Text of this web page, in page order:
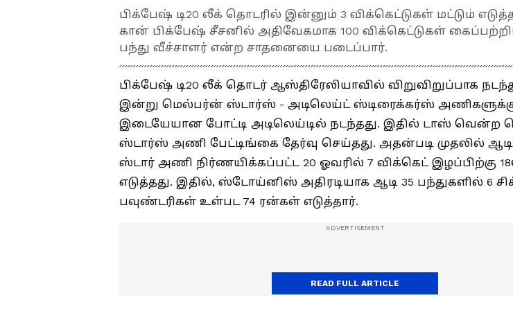
பிக்பேஷ் டி20 லீக் தொடரில் இன்னும் 3 விக்கெட்டுகள் மட்டும்
கான் பிக்பேஷ் சீசனில் அதிவேகமாக 100 விக்கெட்டுகள்
பந்து வீச்சாளர் என்ற சாதனையை படைப்பார்.
பிக்பேஷ் டி20 லீக் தொடர் ஆஸ்திரேலியாவில் விறுவிறுப்பாக
இன்று மெல்பர்ன் ஸ்டார்ஸ் - அடிலெய்ட் ஸ்டிரைக்கர்ஸ்
இடையேயான போட்டி அடிலெய்டில் நடந்தது. இதில் டாஸ் வென்ற
ஸ்டார்ஸ் அணி பேட்டிங்கை தேர்வு செய்தது. அதன்படி முதலில்
ஸ்டார் அணி நிர்ணயிக்கப்பட்ட 20 ஓவரில் 7 விக்கெட் இழப்பிற்கு
எடுத்தது. இதில், ஸ்டோய்னிஸ் அதிரடியாக ஆடி 35 பந்துகளில் 6
பவுண்டரிகள் உள்பட 74 ரன்கள் எடுத்தார்.
READ FULL ARTICLE